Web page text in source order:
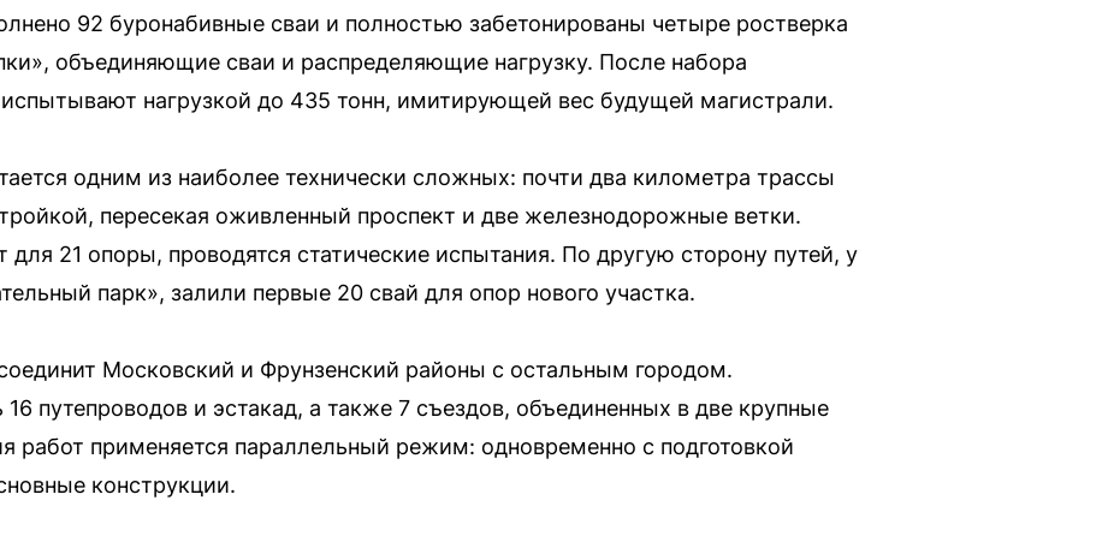
92 буронабивные сваи и полностью забетонированы четыре ростверка
объединяющие сваи и распределяющие нагрузку. После набора
испытывают нагрузкой до 435 тонн, имитирующей вес будущей магистрали.
одним из наиболее технически сложных: почти два километра трассы
пересекая оживленный проспект и две железнодорожные ветки.
для 21 опоры, проводятся статические испытания. По другую сторону путей, у
парк», залили первые 20 свай для опор нового участка.
Московский и Фрунзенский районы с остальным городом.
16 путепроводов и эстакад, а также 7 съездов, объединенных в две крупные
работ применяется параллельный режим: одновременно с подготовкой
конструкции.